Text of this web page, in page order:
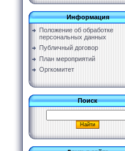
Информация
Положение об обработке
персональных данных
Публичный договор
План мероприятий
Оргкомитет
Поиск